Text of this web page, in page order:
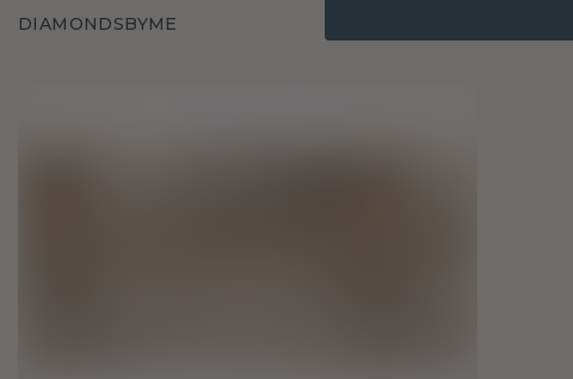
DIAMONDSBYME